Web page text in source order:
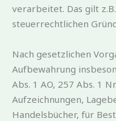
verarbeitet. Das gilt
steuerrechtlichen
Nach gesetzlichen
Aufbewahrung
Abs. 1 AO, 257 Abs. 1
Aufzeichnungen,
Handelsbücher, für